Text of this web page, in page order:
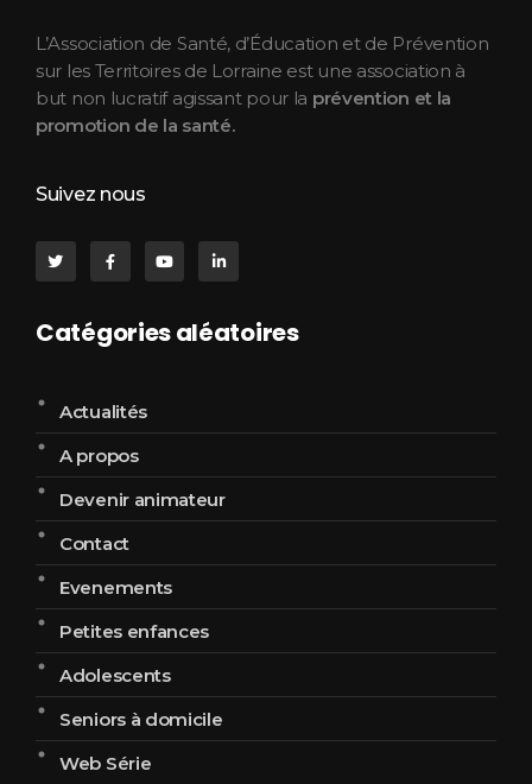
L’Association de Santé, d’Éducation et de Prévention
sur les Territoires de Lorraine est une association à
but non lucratif agissant pour la prévention et la
promotion de la santé.
Suivez nous
Catégories aléatoires
Actualités
A propos
Devenir animateur
Contact
Evenements
Petites enfances
Adolescents
Seniors à domicile
Web Série